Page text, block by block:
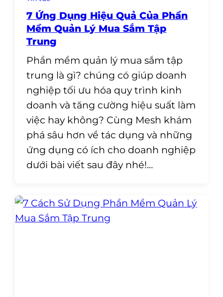
7 Ứng Dụng Hiệu Quả Của Phần
Mềm Quản Lý Mua Sắm Tập
Trung
Phần mềm quản lý mua sắm tập
trung là gì? chúng có giúp doanh
nghiệp tối ưu hóa quy trình kinh
doanh và tăng cường hiệu suất làm
việc hay không? Cùng Mesh khám
phá sâu hơn về tác dụng và những
ứng dụng có ích cho doanh nghiệp
dưới bài viết sau đây nhé!…